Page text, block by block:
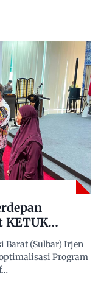
KETUK
Barat (Sulbar) Irjen
Program